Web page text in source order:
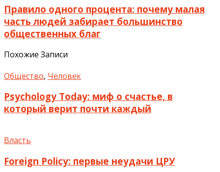
Правило одного процента: почему малая
часть людей забирает большинство
общественных благ
Похожие Записи
Общество, Человек
Psychology Today: миф о счастье, в
который верит почти каждый
Власть
Foreign Policy: первые неудачи ЦРУ